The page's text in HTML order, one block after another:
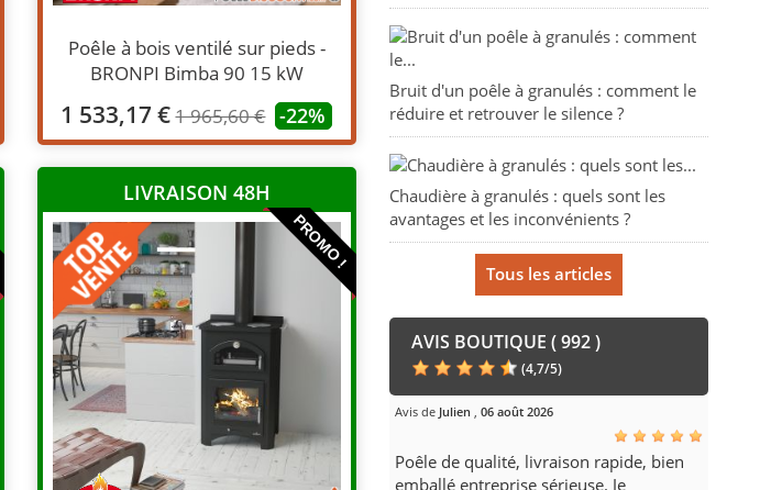
Poêle à bois ventilé sur pieds -
BRONPI Bimba 90 15 kW
1 533,17 €1 965,60 € -22%
LIVRAISON 48H
PROMO !
Bruit d'un poêle à granulés : comment le
réduire et retrouver le silence ?
Chaudière à granulés : quels sont les
avantages et les inconvénients ?
Tous les articles
AVIS BOUTIQUE ( 992 )
(4,7/5)
Avis de Julien, 06 août 2026
Poêle de qualité, livraison rapide, bien
emballé entreprise sérieuse. Je